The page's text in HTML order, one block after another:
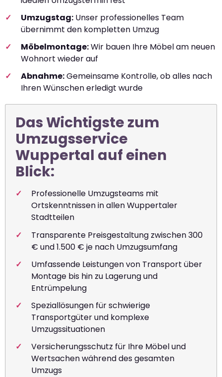
Umzugstag: Unser professionelles Team
übernimmt den kompletten Umzug
Möbelmontage:Wir bauen Ihre Möbel am neuen
Wohnort wieder auf
Abnahme:Gemeinsame Kontrolle, ob alles nach
Ihren Wünschen erledigt wurde
Das Wichtigste zum
Umzugsservice
Wuppertal auf einen
Blick:
Professionelle Umzugsteams mit
Ortskenntnissen in allen Wuppertaler
Stadtteilen
Transparente Preisgestaltung zwischen 300
€ und 1.500 € je nach Umzugsumfang
Umfassende Leistungen von Transport über
Montage bis hin zu Lagerung und
Entrümpelung
Speziallösungen für schwierige
Transportgüter und komplexe
Umzugssituationen
Versicherungsschutz für Ihre Möbel und
Wertsachen während des gesamten
Umzugs